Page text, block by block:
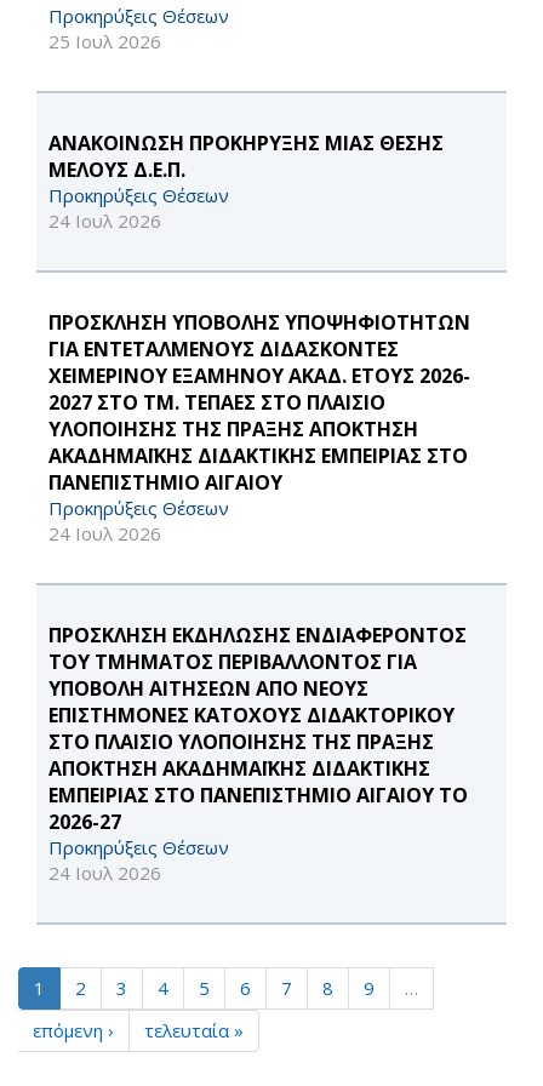
Προκηρύξεις Θέσεων
25 Ιουλ 2026
ΑΝΑΚΟΙΝΩΣΗ ΠΡΟΚΗΡΥΞΗΣ ΜΙΑΣ ΘΕΣΗΣ
ΜΕΛΟΥΣ Δ.Ε.Π.
Προκηρύξεις Θέσεων
24 Ιουλ 2026
ΠΡΟΣΚΛΗΣΗ ΥΠΟΒΟΛΗΣ ΥΠΟΨΗΦΙΟΤΗΤΩΝ
ΓΙΑ ΕΝΤΕΤΑΛΜΕΝΟΥΣ ΔΙΔΑΣΚΟΝΤΕΣ
ΧΕΙΜΕΡΙΝΟΥ ΕΞΑΜΗΝΟΥ ΑΚΑΔ. ΕΤΟΥΣ 2026-
2027 ΣΤΟ ΤΜ. ΤΕΠΑΕΣ ΣΤΟ ΠΛΑΙΣΙΟ
ΥΛΟΠΟΙΗΣΗΣ ΤΗΣ ΠΡΑΞΗΣ ΑΠΟΚΤΗΣΗ
ΑΚΑΔΗΜΑΪΚΗΣ ΔΙΔΑΚΤΙΚΗΣ ΕΜΠΕΙΡΙΑΣ ΣΤΟ
ΠΑΝΕΠΙΣΤΗΜΙΟ ΑΙΓΑΙΟΥ
Προκηρύξεις Θέσεων
24 Ιουλ 2026
ΠΡΟΣΚΛΗΣΗ ΕΚΔΗΛΩΣΗΣ ΕΝΔΙΑΦΕΡΟΝΤΟΣ
ΤΟΥ ΤΜΗΜΑΤΟΣ ΠΕΡΙΒΑΛΛΟΝΤΟΣ ΓΙΑ
ΥΠΟΒΟΛΗ ΑΙΤΗΣΕΩΝ ΑΠΟ ΝΕΟΥΣ
ΕΠΙΣΤΗΜΟΝΕΣ ΚΑΤΟΧΟΥΣ ΔΙΔΑΚΤΟΡΙΚΟΥ
ΣΤΟ ΠΛΑΙΣΙΟ ΥΛΟΠΟΙΗΣΗΣ ΤΗΣ ΠΡΑΞΗΣ
ΑΠΟΚΤΗΣΗ ΑΚΑΔΗΜΑΪΚΗΣ ΔΙΔΑΚΤΙΚΗΣ
ΕΜΠΕΙΡΙΑΣ ΣΤΟ ΠΑΝΕΠΙΣΤΗΜΙΟ ΑΙΓΑΙΟΥ ΤΟ
2026-27
Προκηρύξεις Θέσεων
24 Ιουλ 2026
1 2 3 4 5 6 7 8 9
…
επόμενη ›
τελευταία »